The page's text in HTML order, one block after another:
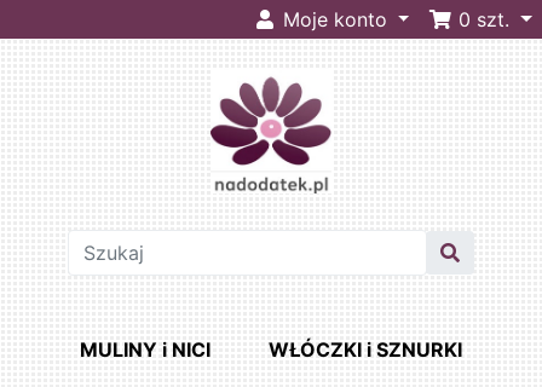
Moje konto 0 szt.
MULINY i NICI WŁÓCZKI i SZNURKI